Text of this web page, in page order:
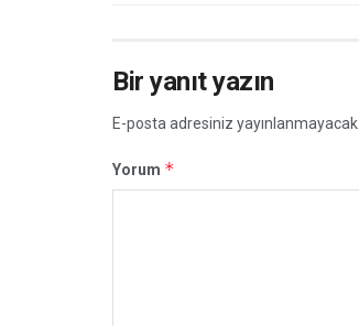
Bir yanıt yazın
E-posta adresiniz yayınlanmayacak.
Yorum *